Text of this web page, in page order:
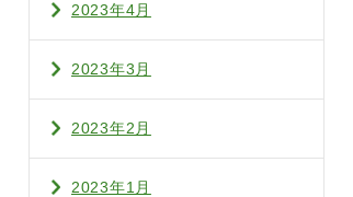
2023年4月
2023年3月
2023年2月
2023年1月